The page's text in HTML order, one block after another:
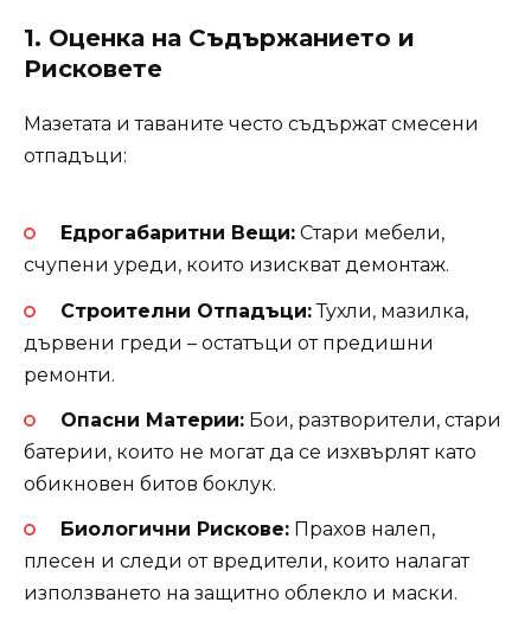
1. Оценка на Съдържанието и
Рисковете
Мазетата и таваните често съдържат смесени
отпадъци:
Едрогабаритни Вещи:Стари мебели,
счупени уреди, които изискват демонтаж.
Строителни Отпадъци:Тухли, мазилка,
дървени греди – остатъци от предишни
ремонти.
Опасни Материи:Бои, разтворители, стари
батерии, които не могат да се изхвърлят като
обикновен битов боклук.
Биологични Рискове:Прахов налеп,
плесен и следи от вредители, които налагат
използването на защитно облекло и маски.